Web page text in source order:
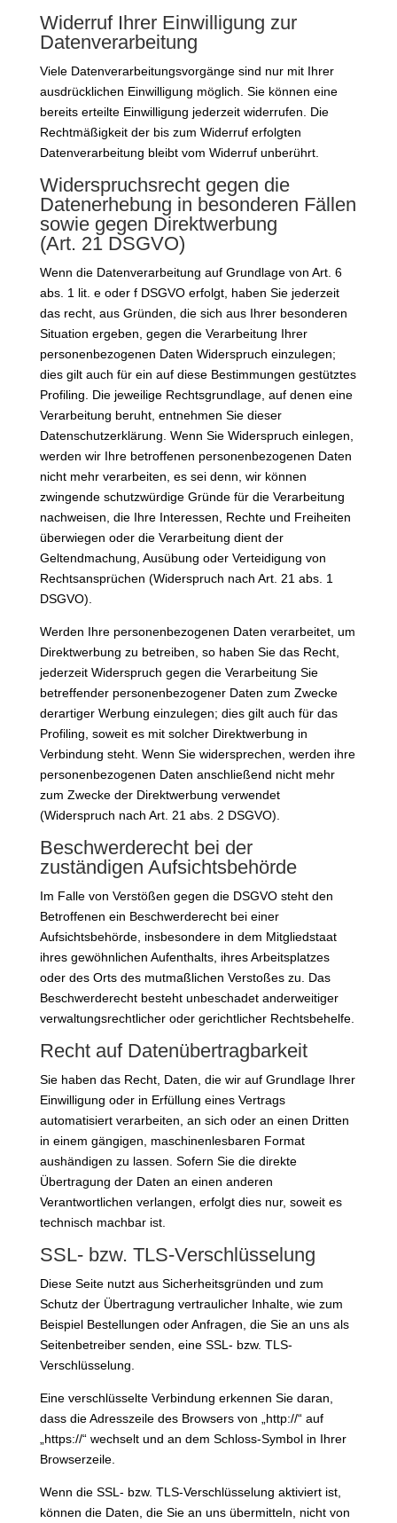
Widerruf Ihrer Einwilligung zur
Datenverarbeitung
Viele Datenverarbeitungsvorgänge sind nur mit Ihrer
ausdrücklichen Einwilligung möglich. Sie können eine
bereits erteilte Einwilligung jederzeit widerrufen. Die
Rechtmäßigkeit der bis zum Widerruf erfolgten
Datenverarbeitung bleibt vom Widerruf unberührt.
Widerspruchsrecht gegen die
Datenerhebung in besonderen Fällen
sowie gegen Direktwerbung
(Art. 21 DSGVO)
Wenn die Datenverarbeitung auf Grundlage von Art. 6
abs. 1 lit. e oder f DSGVO erfolgt, haben Sie jederzeit
das recht, aus Gründen, die sich aus Ihrer besonderen
Situation ergeben, gegen die Verarbeitung Ihrer
personenbezogenen Daten Widerspruch einzulegen;
dies gilt auch für ein auf diese Bestimmungen gestütztes
Profiling. Die jeweilige Rechtsgrundlage, auf denen eine
Verarbeitung beruht, entnehmen Sie dieser
Datenschutzerklärung. Wenn Sie Widerspruch einlegen,
werden wir Ihre betroffenen personenbezogenen Daten
nicht mehr verarbeiten, es sei denn, wir können
zwingende schutzwürdige Gründe für die Verarbeitung
nachweisen, die Ihre Interessen, Rechte und Freiheiten
überwiegen oder die Verarbeitung dient der
Geltendmachung, Ausübung oder Verteidigung von
Rechtsansprüchen (Widerspruch nach Art. 21 abs. 1
DSGVO).
Werden Ihre personenbezogenen Daten verarbeitet, um
Direktwerbung zu betreiben, so haben Sie das Recht,
jederzeit Widerspruch gegen die Verarbeitung Sie
betreffender personenbezogener Daten zum Zwecke
derartiger Werbung einzulegen; dies gilt auch für das
Profiling, soweit es mit solcher Direktwerbung in
Verbindung steht. Wenn Sie widersprechen, werden ihre
personenbezogenen Daten anschließend nicht mehr
zum Zwecke der Direktwerbung verwendet
(Widerspruch nach Art. 21 abs. 2 DSGVO).
Beschwerderecht bei der
zuständigen Aufsichtsbehörde
Im Falle von Verstößen gegen die DSGVO steht den
Betroffenen ein Beschwerderecht bei einer
Aufsichtsbehörde, insbesondere in dem Mitgliedstaat
ihres gewöhnlichen Aufenthalts, ihres Arbeitsplatzes
oder des Orts des mutmaßlichen Verstoßes zu. Das
Beschwerderecht besteht unbeschadet anderweitiger
verwaltungsrechtlicher oder gerichtlicher Rechtsbehelfe.
Recht auf Datenübertragbarkeit
Sie haben das Recht, Daten, die wir auf Grundlage Ihrer
Einwilligung oder in Erfüllung eines Vertrags
automatisiert verarbeiten, an sich oder an einen Dritten
in einem gängigen, maschinenlesbaren Format
aushändigen zu lassen. Sofern Sie die direkte
Übertragung der Daten an einen anderen
Verantwortlichen verlangen, erfolgt dies nur, soweit es
technisch machbar ist.
SSL- bzw. TLS-Verschlüsselung
Diese Seite nutzt aus Sicherheitsgründen und zum
Schutz der Übertragung vertraulicher Inhalte, wie zum
Beispiel Bestellungen oder Anfragen, die Sie an uns als
Seitenbetreiber senden, eine SSL- bzw. TLS-
Verschlüsselung.
Eine verschlüsselte Verbindung erkennen Sie daran,
dass die Adresszeile des Browsers von „http://“ auf
„https://“ wechselt und an dem Schloss-Symbol in Ihrer
Browserzeile.
Wenn die SSL- bzw. TLS-Verschlüsselung aktiviert ist,
können die Daten, die Sie an uns übermitteln, nicht von